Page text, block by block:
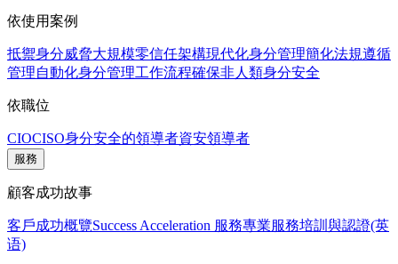
依使用案例
抵禦身分威脅大規模零信任架構現代化身分管理簡化法規遵循
管理自動化身分管理工作流程確保非人類身分安全
依職位
CIOCISO身分安全的領導者資安領導者
服務
顧客成功故事
客戶成功概覽Success Acceleration 服務專業服務培訓與認證(英
语)